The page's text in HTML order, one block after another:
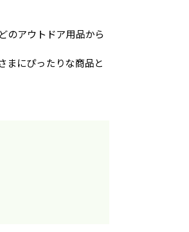
のアウトドア用品から
まにぴったりな商品と